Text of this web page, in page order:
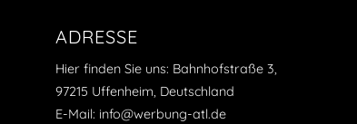
ADRESSE
Hier finden Sie uns: Bahnhofstraße 3,
97215 Uffenheim, Deutschland
E-Mail: info@werbung-atl.de